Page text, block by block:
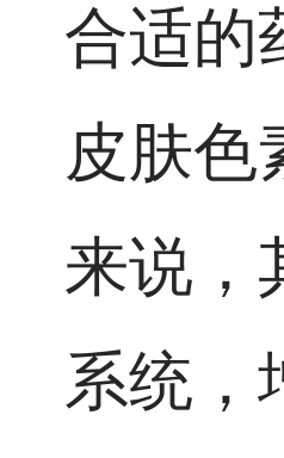
合适的
皮肤色
来说，
系统，